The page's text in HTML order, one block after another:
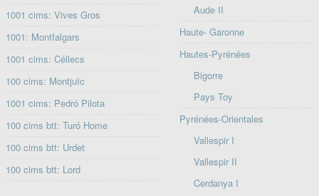
1001 cims: Vives Gros
1001: Montfalgars
1001 cims: Céllecs
100 cims: Montjuïc
1001 cims: Pedró Pilota
100 cims btt: Turó Home
100 cims btt: Urdet
100 cims btt: Lord
Aude II
Haute- Garonne
Hautes-Pyrénées
Bigorre
Pays Toy
Pyrénées-Orientales
Vallespir I
Vallespir II
Cerdanya I